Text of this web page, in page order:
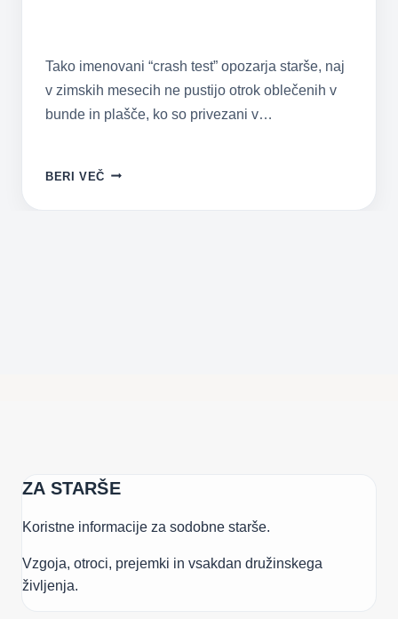
Tako imenovani “crash test” opozarja starše, naj
v zimskih mesecih ne pustijo otrok oblečenih v
bunde in plašče, ko so privezani v…
BERI VEČ SLECI
BUNDO
ZA STARŠE
Koristne informacije za sodobne starše.
Vzgoja, otroci, prejemki in vsakdan družinskega
življenja.